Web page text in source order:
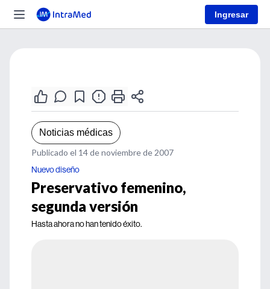
Ingresar
Noticias médicas
Publicado el 14 de noviembre de 2007
Nuevo diseño
Preservativo femenino,
segunda versión
Hasta ahora no han tenido éxito.